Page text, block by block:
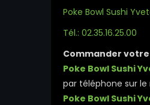
Poke Bowl Sushi
Tél.: 02.35.16.25.00
Commander
Poke Bowl Sushi
par téléphone sur
Poke Bowl Sushi